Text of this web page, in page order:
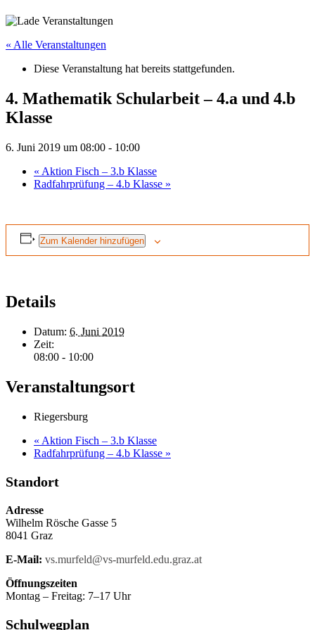
« Alle Veranstaltungen
Diese Veranstaltung hat bereits stattgefunden.
4. Mathematik Schularbeit – 4.a und 4.b
Klasse
6. Juni 2019 um 08:00 - 10:00
« Aktion Fisch – 3.b Klasse
Radfahrprüfung – 4.b Klasse »
Zum Kalender hinzufügen
Details
Datum: 6. Juni 2019
Zeit:
08:00 - 10:00
Veranstaltungsort
Riegersburg
« Aktion Fisch – 3.b Klasse
Radfahrprüfung – 4.b Klasse »
Standort
Adresse
Wilhelm Rösche Gasse 5
8041 Graz
E-Mail: vs.murfeld@vs-murfeld.edu.graz.at
Öffnungszeiten
Montag – Freitag: 7–17 Uhr
Schulwegplan